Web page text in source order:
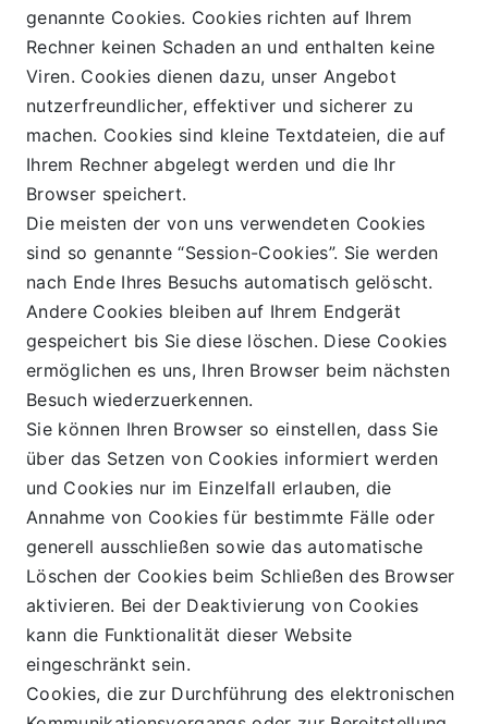
genannte Cookies. Cookies richten auf Ihrem
Rechner keinen Schaden an und enthalten keine
Viren. Cookies dienen dazu, unser Angebot
nutzerfreundlicher, effektiver und sicherer zu
machen. Cookies sind kleine Textdateien, die auf
Ihrem Rechner abgelegt werden und die Ihr
Browser speichert.
Die meisten der von uns verwendeten Cookies
sind so genannte “Session-Cookies”. Sie werden
nach Ende Ihres Besuchs automatisch gelöscht.
Andere Cookies bleiben auf Ihrem Endgerät
gespeichert bis Sie diese löschen. Diese Cookies
ermöglichen es uns, Ihren Browser beim nächsten
Besuch wiederzuerkennen.
Sie können Ihren Browser so einstellen, dass Sie
über das Setzen von Cookies informiert werden
und Cookies nur im Einzelfall erlauben, die
Annahme von Cookies für bestimmte Fälle oder
generell ausschließen sowie das automatische
Löschen der Cookies beim Schließen des Browser
aktivieren. Bei der Deaktivierung von Cookies
kann die Funktionalität dieser Website
eingeschränkt sein.
Cookies, die zur Durchführung des elektronischen